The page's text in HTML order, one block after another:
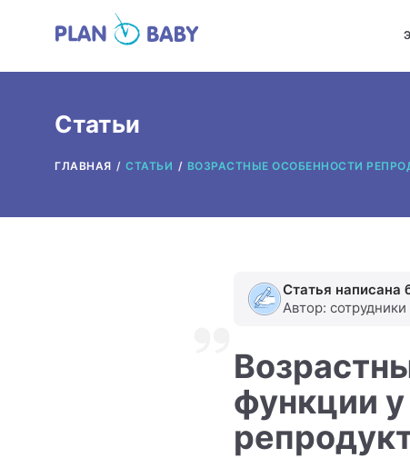
Статьи
ГЛАВНАЯ СТАТЬИ ВОЗРАСТНЫЕ ОСОБЕННОСТИ
Статья написана
Автор:
функции